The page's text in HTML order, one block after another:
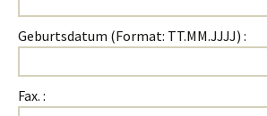
Geburtsdatum (Format: TT.MM.JJJJ) :
Fax. :